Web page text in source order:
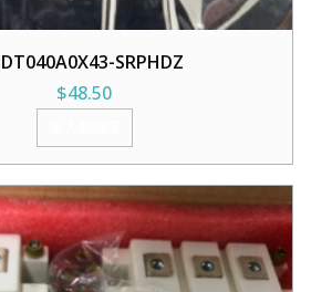
SRPHDZ
$48.50